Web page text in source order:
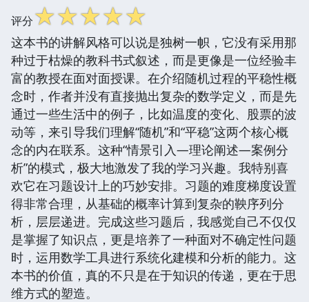
评分☆☆☆☆☆
这本书的讲解风格可以说是独树一帜，它没有采用那
种过于枯燥的教科书式叙述，而是更像是一位经验丰
富的教授在面对面授课。在介绍随机过程的平稳性概
念时，作者并没有直接抛出复杂的数学定义，而是先
通过一些生活中的例子，比如温度的变化、股票的波
动等，来引导我们理解“随机”和“平稳”这两个核心概
念的内在联系。这种“情景引入—理论阐述—案例分
析”的模式，极大地激发了我的学习兴趣。我特别喜
欢它在习题设计上的巧妙安排。习题的难度梯度设置
得非常合理，从基础的概率计算到复杂的鞅序列分
析，层层递进。完成这些习题后，我感觉自己不仅仅
是掌握了知识点，更是培养了一种面对不确定性问题
时，运用数学工具进行系统化建模和分析的能力。这
本书的价值，真的不只是在于知识的传递，更在于思
维方式的塑造。